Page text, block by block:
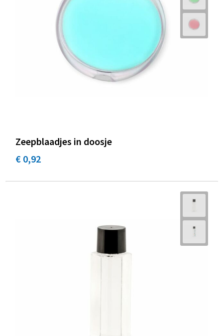
Zeepblaadjes in doosje
€ 0,92